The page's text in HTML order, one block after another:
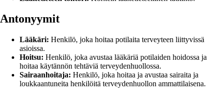
Antonyymit
Lääkäri: Henkilö, joka hoitaa potilaita terveyteen liittyvissä
asioissa.
Hoitsu: Henkilö, joka avustaa lääkäriä potilaiden hoidossa ja
hoitaa käytännön tehtäviä terveydenhuollossa.
Sairaanhoitaja: Henkilö, joka hoitaa ja avustaa sairaita ja
loukkaantuneita henkilöitä terveydenhuollon ammattilaisena.